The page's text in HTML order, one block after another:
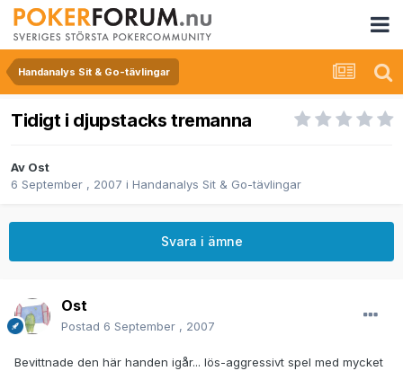
Handanalys Sit & Go-tävlingar
Tidigt i djupstacks tremanna
Av Ost
6 September , 2007 i Handanalys Sit & Go-tävlingar
Svara i ämne
Ost
Postad 6 September , 2007
Bevittnade den här handen igår... lös-aggressivt spel med mycket